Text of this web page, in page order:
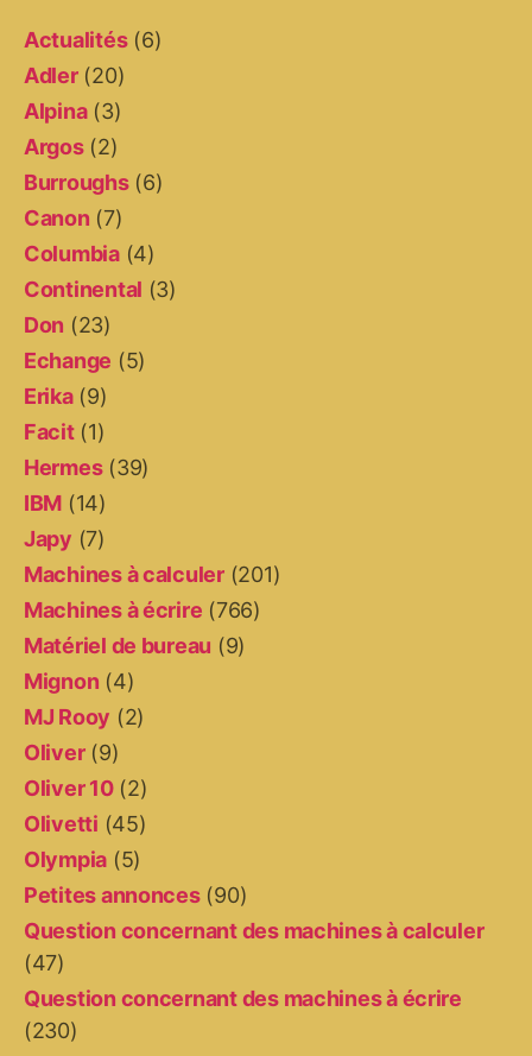
Actualités(6)
Adler(20)
Alpina(3)
Argos(2)
Burroughs(6)
Canon (7)
Columbia(4)
Continental (3)
Don (23)
Echange (5)
Erika(9)
Facit(1)
Hermes(39)
IBM (14)
Japy (7)
Machines à calculer(201)
Machines à écrire (766)
Matériel de bureau (9)
Mignon (4)
MJ Rooy (2)
Oliver(9)
Oliver 10(2)
Olivetti (45)
Olympia (5)
Petites annonces(90)
Question concernant des machines à calculer
(47)
Question concernant des machines à écrire
(230)